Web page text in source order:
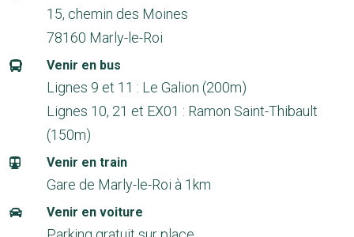
15, chemin des Moines
78160 Marly-le-Roi
 Venir en bus
Lignes 9 et 11 : Le Galion (200m)
Lignes 10, 21 et EX01 : Ramon Saint-Thibault
(150m)
 Venir en train
Gare de Marly-le-Roi à 1km
 Venir en voiture